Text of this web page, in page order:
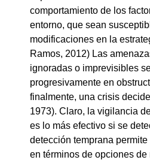
comportamiento de los
entorno, que sean
modificaciones en la
Ramos, 2012) Las
ignoradas o imprevisibles
progresivamente en
finalmente, una crisis
1973). Claro, la vigilancia
es lo más efectivo si se
detección temprana
en términos de opciones